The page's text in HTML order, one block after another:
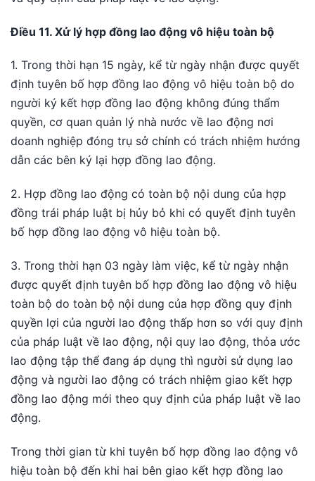
Điều 11. Xử lý hợp đồng lao động vô hiệu toàn bộ
1. Trong thời hạn 15 ngày, kể từ ngày nhận được quyết
định tuyên bố hợp đồng lao động vô hiệu toàn bộ do
người ký kết hợp đồng lao động không đúng thẩm
quyền, cơ quan quản lý nhà nước về lao động nơi
doanh nghiệp đóng trụ sở chính có trách nhiệm hướng
dẫn các bên ký lại hợp đồng lao động.
2. Hợp đồng lao động có toàn bộ nội dung của hợp
đồng trái pháp luật bị hủy bỏ khi có quyết định tuyên
bố hợp đồng lao động vô hiệu toàn bộ.
3. Trong thời hạn 03 ngày làm việc, kể từ ngày nhận
được quyết định tuyên bố hợp đồng lao động vô hiệu
toàn bộ do toàn bộ nội dung của hợp đồng quy định
quyền lợi của người lao động thấp hơn so với quy định
của pháp luật về lao động, nội quy lao động, thỏa ước
lao động tập thể đang áp dụng thì người sử dụng lao
động và người lao động có trách nhiệm giao kết hợp
đồng lao động mới theo quy định của pháp luật về lao
động.
Trong thời gian từ khi tuyên bố hợp đồng lao động vô
hiệu toàn bộ đến khi hai bên giao kết hợp đồng lao